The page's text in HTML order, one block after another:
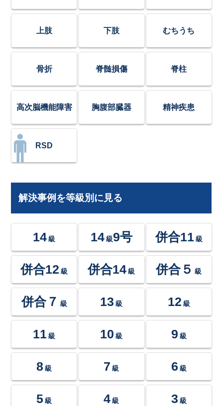
上肢 下肢 むちうち
骨折 脊髄損傷 脊柱
高次脳機能障害 胸腹部臓器 精神疾患
RSD
解決事例を等級別に見る
14 級 14級9号 併合11 級
併合12 級 併合14 級 併合５ 級
併合７ 級 13 級 12 級
11 級 10 級 9 級
8 級 7 級 6 級
5 級 4 級 3 級